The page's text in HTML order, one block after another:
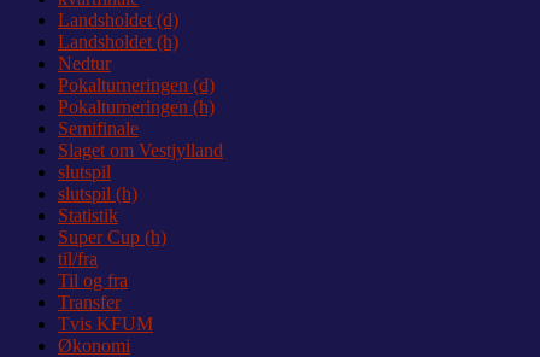
Landsholdet (d)
Landsholdet (h)
Nedtur
Pokalturneringen (d)
Pokalturneringen (h)
Semifinale
Slaget om Vestjylland
slutspil
slutspil (h)
Statistik
Super Cup (h)
til/fra
Til og fra
Transfer
Tvis KFUM
Økonomi